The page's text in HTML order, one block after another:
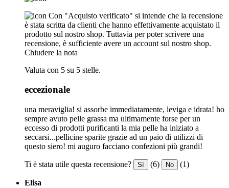
Con "Acquisto verificato" si intende che la recensione
è stata scritta da clienti che hanno effettivamente acquistato il
prodotto sul nostro shop. Tuttavia per poter scrivere una
recensione, è sufficiente avere un account sul nostro shop.
Chiudere la nota
Valuta con 5 su 5 stelle.
eccezionale
una meraviglia! si assorbe immediatamente, leviga e idrata! ho
sempre avuto pelle grassa ma ultimamente forse per un
eccesso di prodotti purificanti la mia pelle ha iniziato a
seccarsi...pellicine sparite grazie ad un paio di utilizzi di
questo siero! mi auguro facciano confezioni più grandi!
Ti è stata utile questa recensione? Sì (6) No (1)
Elisa